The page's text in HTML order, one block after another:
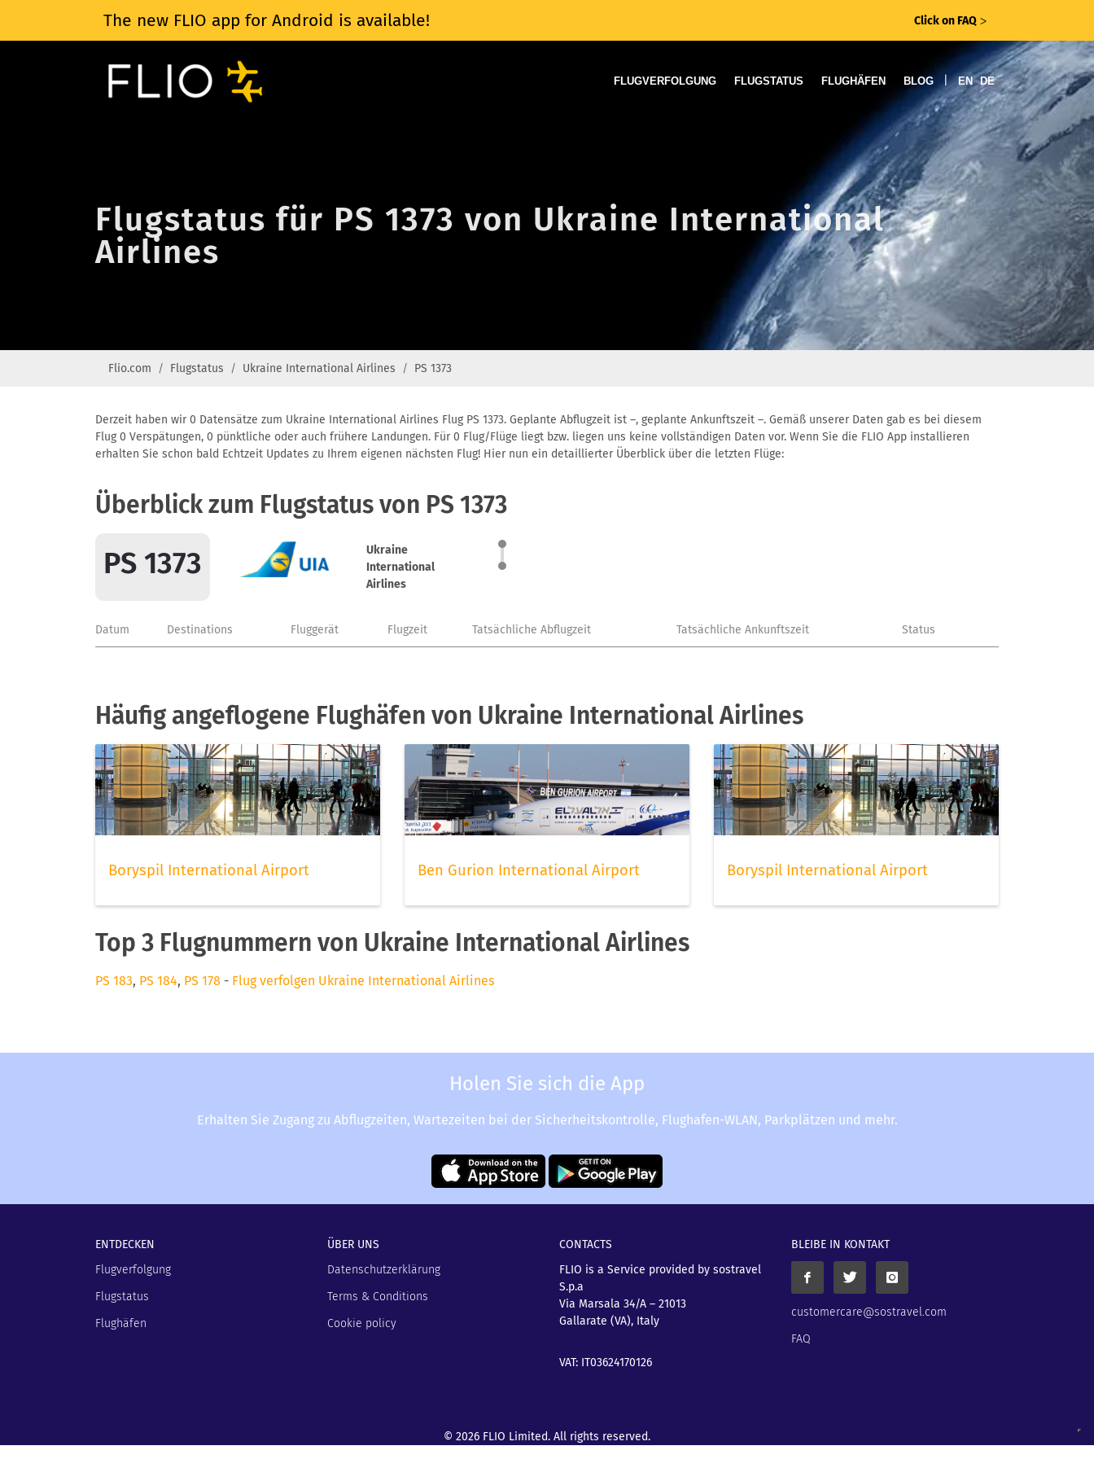
The new FLIO app for Android is available! Click on FAQ ᐳ
FLUGVERFOLGUNG FLUGSTATUS FLUGHÄFEN BLOG | EN DE
Flugstatus für PS 1373 von Ukraine International
Airlines
Flio.com Flugstatus Ukraine International Airlines PS 1373
Derzeit haben wir 0 Datensätze zum Ukraine International Airlines Flug PS 1373. Geplante Abflugzeit ist –, geplante Ankunftszeit –. Gemäß unserer Daten gab es bei diesem
Flug 0 Verspätungen, 0 pünktliche oder auch frühere Landungen. Für 0 Flug/Flüge liegt bzw. liegen uns keine vollständigen Daten vor. Wenn Sie die FLIO App installieren
erhalten Sie schon bald Echtzeit Updates zu Ihrem eigenen nächsten Flug! Hier nun ein detaillierter Überblick über die letzten Flüge:
Überblick zum Flugstatus von PS 1373
PS 1373
Ukraine
International
Airlines
Datum Destinations Fluggerät Flugzeit Tatsächliche Abflugzeit Tatsächliche Ankunftszeit Status
Häufig angeflogene Flughäfen von Ukraine International Airlines
Boryspil International Airport Ben Gurion International Airport Boryspil International Airport
Top 3 Flugnummern von Ukraine International Airlines
PS 183, PS 184, PS 178 - Flug verfolgen Ukraine International Airlines
Holen Sie sich die App
Erhalten Sie Zugang zu Abflugzeiten, Wartezeiten bei der Sicherheitskontrolle, Flughafen-WLAN, Parkplätzen und mehr.
ENTDECKEN
Flugverfolgung
Flugstatus
Flughäfen
ÜBER UNS
Datenschutzerklärung
Terms & Conditions
Cookie policy
CONTACTS
FLIO is a Service provided by sostravel
S.p.a
Via Marsala 34/A – 21013
Gallarate (VA), Italy
VAT: IT03624170126
BLEIBE IN KONTAKT
customercare@sostravel.com
FAQ
© 2026 FLIO Limited. All rights reserved.